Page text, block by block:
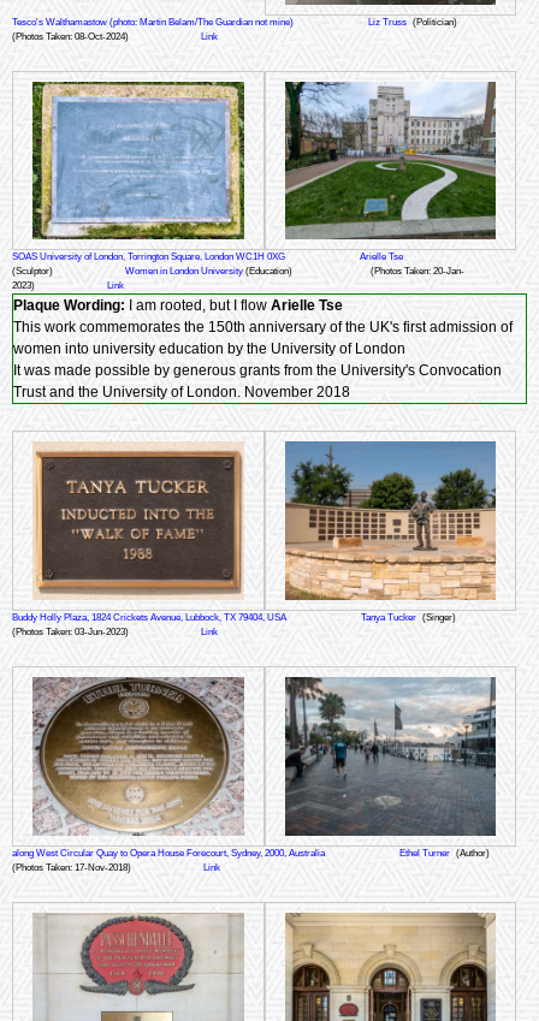
Tesco's Walthamastow (photo: Martin Belam/The Guardian not mine) Liz Truss (Politician)
(Photos Taken: 08-Oct-2024)
Link
SOAS University of London, Torrington Square, London WC1H 0XG
Arielle Tse
(Sculptor)
Women in London University (Education)
(Photos Taken: 20-Jan-
2023)
Link
Plaque Wording: I am rooted, but I flow Arielle Tse
This work commemorates the 150th anniversary of the UK's first admission of
women into university education by the University of London
It was made possible by generous grants from the University's Convocation
Trust and the University of London. November 2018
Buddy Holly Plaza, 1824 Crickets Avenue, Lubbock, TX 79404, USA Tanya Tucker (Singer)
(Photos Taken: 03-Jun-2023)
Link
along West Circular Quay to Opera House Forecourt, Sydney, 2000, Australia Ethel Turner (Author)
(Photos Taken: 17-Nov-2018)
Link